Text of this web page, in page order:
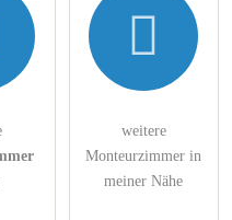
Kenntnis genommen.
Fragen sindfür alle
weitere
Monteurzimmer in
meiner Nähe